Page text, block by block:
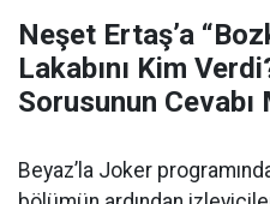
Neşet Ertaş’a
Lakabını Kim
Sorusunun
Beyaz’la Joker